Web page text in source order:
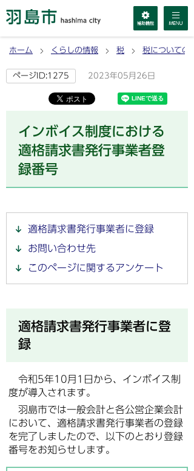
ホーム くらしの情報 税 税についての
ページID:1275 2023年05月26日
インボイス制度における
適格請求書発行事業者登
録番号
適格請求書発行事業者に登録
お問い合わせ先
このページに関するアンケート
適格請求書発行事業者に登
録
令和5年10月1日から、インボイス制
度が導入されます。
羽島市では一般会計と各公営企業会計
において、適格請求書発行事業者の登録
を完了しましたので、以下のとおり登録
番号をお知らせします。